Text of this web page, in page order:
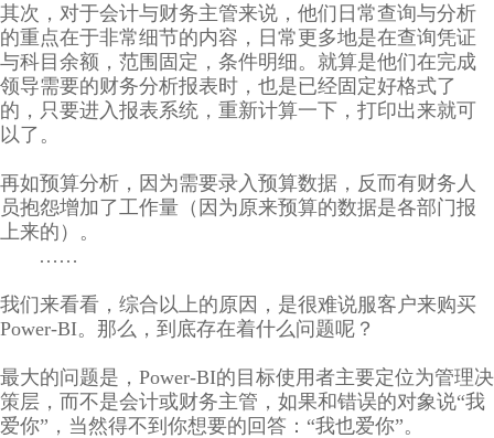
其次，对于会计与财务主管来说，他们日常查询与分析
的重点在于非常细节的内容，日常更多地是在查询凭证
与科目余额，范围固定，条件明细。就算是他们在完成
领导需要的财务分析报表时，也是已经固定好格式了
的，只要进入报表系统，重新计算一下，打印出来就可
以了。
再如预算分析，因为需要录入预算数据，反而有财务人
员抱怨增加了工作量（因为原来预算的数据是各部门报
上来的）。
……
我们来看看，综合以上的原因，是很难说服客户来购买
Power-BI。那么，到底存在着什么问题呢？
最大的问题是，Power-BI的目标使用者主要定位为管理决
策层，而不是会计或财务主管，如果和错误的对象说“我
爱你”，当然得不到你想要的回答：“我也爱你”。